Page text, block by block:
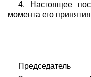
4. Настоящее
момента его
Председатель